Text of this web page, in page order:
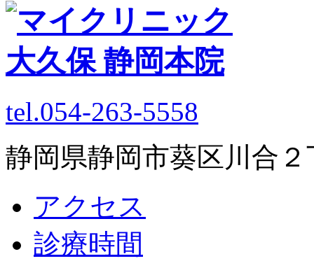
tel.054-263-5558
静岡県静岡市葵区川合２
アクセス
診療時間